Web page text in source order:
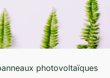
photovoltaïques